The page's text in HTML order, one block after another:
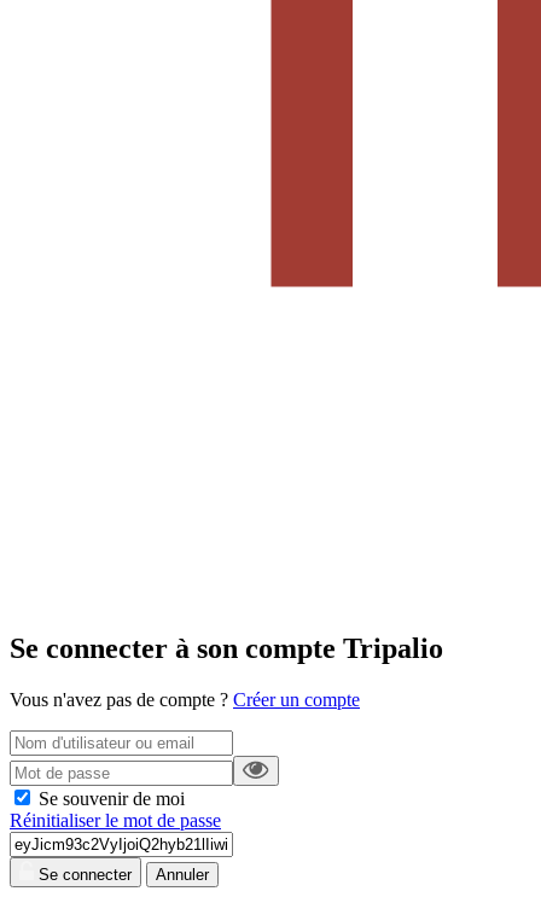
Se connecter à son compte Tripalio
Vous n'avez pas de compte ? Créer un compte
Se souvenir de moi
Réinitialiser le mot de passe
Se connecter Annuler